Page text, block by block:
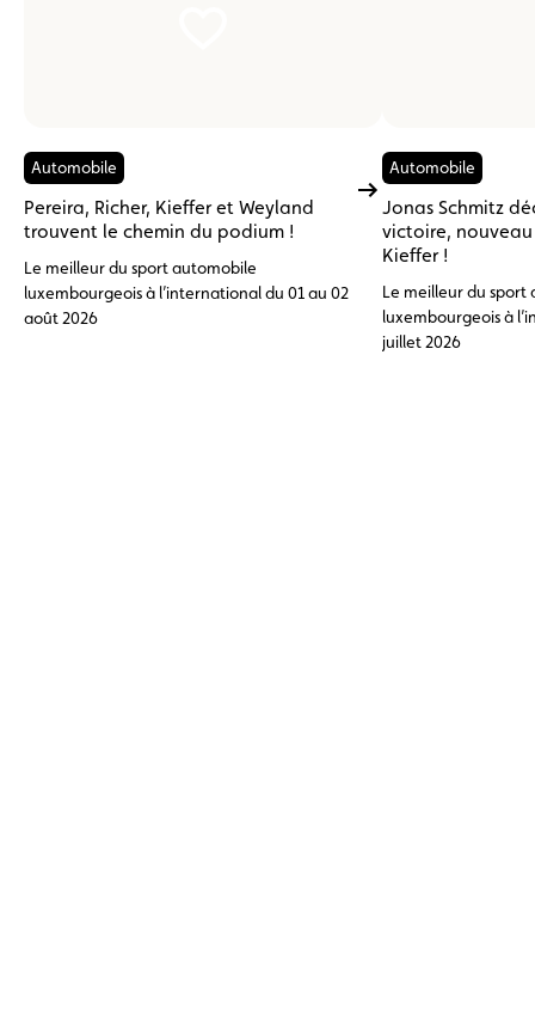
Automobile
Pereira, Richer, Kieffer et Weyland
trouvent le chemin du podium !
Le meilleur du sport automobile
luxembourgeois à l’international du 01 au 02
août 2026
Automobile
Jonas Schmitz
victoire,
Kieffer !
Le meilleur du sport
luxembourgeois à
juillet 2026